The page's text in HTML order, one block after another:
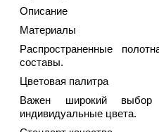
Описание
Материалы
Распространенные
составы.
Цветовая палитра
Важен широкий выбор
индивидуальные цвета.